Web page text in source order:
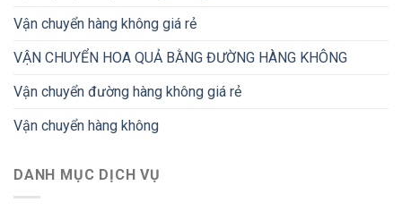
Vận chuyển hàng không giá rẻ
VẬN CHUYỂN HOA QUẢ BẰNG ĐƯỜNG HÀNG KHÔNG
Vận chuyển đường hàng không giá rẻ
Vận chuyển hàng không
DANH MỤC DỊCH VỤ